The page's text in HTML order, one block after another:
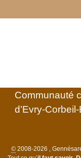
Communauté
d’Evry-
© 2008-2026 ,